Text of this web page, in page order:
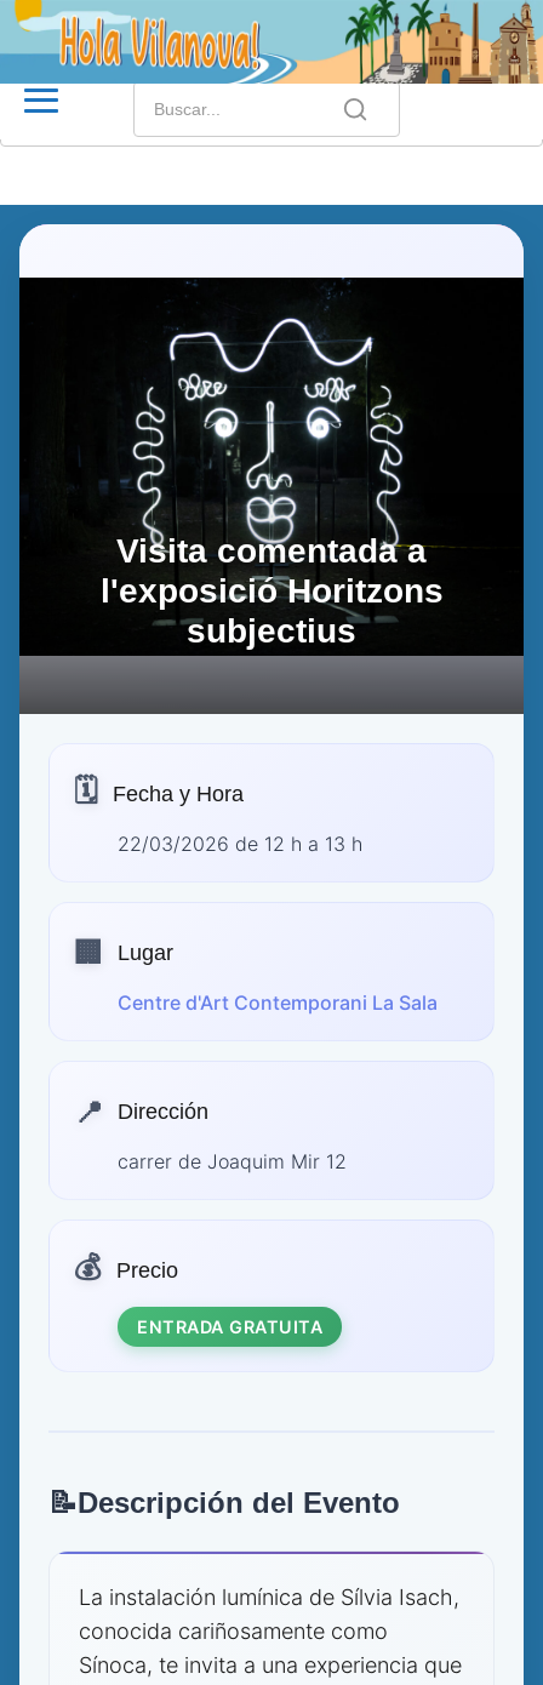
Visita comentada a
l'exposició Horitzons
subjectius
🗓️ Fecha y Hora
22/03/2026 de 12 h a 13 h
🏢 Lugar
Centre d'Art Contemporani La Sala
📍 Dirección
carrer de Joaquim Mir 12
💰 Precio
ENTRADA GRATUITA
📝Descripción del Evento
La instalación lumínica de Sílvia Isach,
conocida cariñosamente como
Sínoca, te invita a una experiencia que